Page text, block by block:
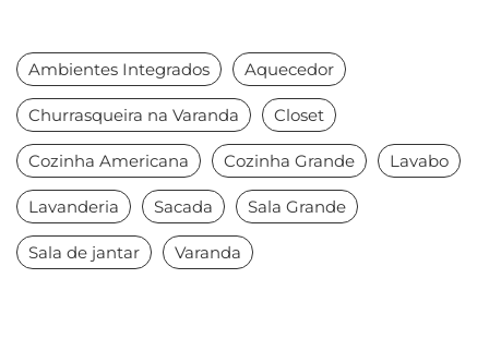
Ambientes Integrados Aquecedor
Churrasqueira na Varanda Closet
Cozinha Americana Cozinha Grande Lavabo
Lavanderia Sacada Sala Grande
Sala de jantar Varanda